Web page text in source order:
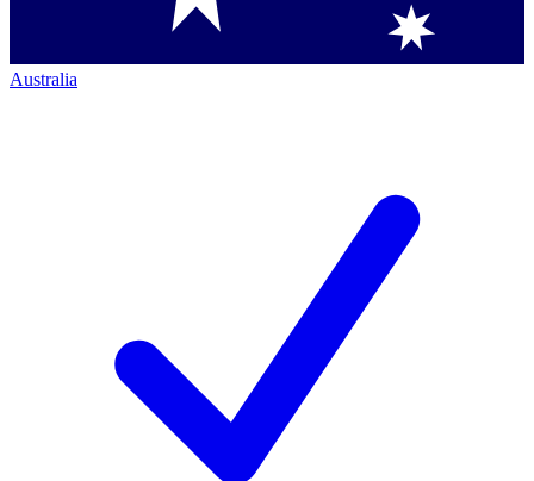
Australia